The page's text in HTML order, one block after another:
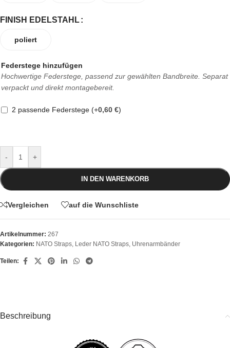
FINISH EDELSTAHL
poliert
Federstege hinzufügen
Hochwertige Federstege, passend zur gewählten Bandbreite. Separat
verpackt und direkt montagebereit.
2 passende Federstege (+0,60 €)
- +
IN DEN WARENKORB
Vergleichen auf die Wunschliste
Artikelnummer: 267
Kategorien: NATO Straps, Leder NATO Straps, Uhrenarmbänder
Teilen:
Beschreibung